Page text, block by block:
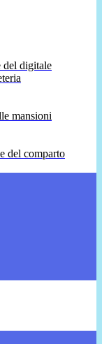
del digitale
mansioni
del comparto